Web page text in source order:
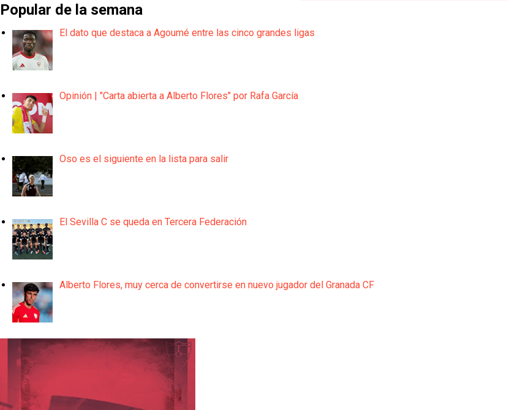
Popular de la semana
El dato que destaca a Agoumé entre las cinco grandes ligas
Opinión | "Carta abierta a Alberto Flores" por Rafa García
Oso es el siguiente en la lista para salir
El Sevilla C se queda en Tercera Federación
Alberto Flores, muy cerca de convertirse en nuevo jugador del Granada CF